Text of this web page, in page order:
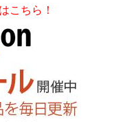
こちら！